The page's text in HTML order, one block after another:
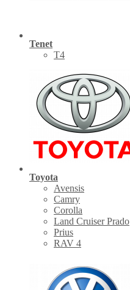
Tenet
Т4
Toyota
Avensis
Camry
Corolla
Land Cruiser Prado
Prius
RAV 4